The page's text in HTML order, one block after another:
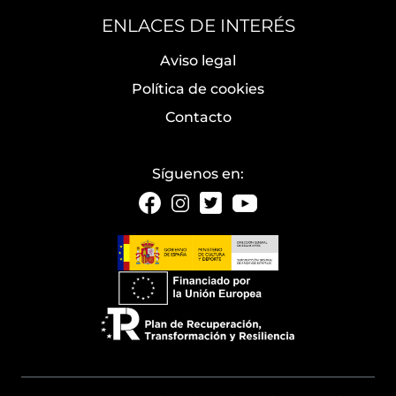
ENLACES DE INTERÉS
Aviso legal
Política de cookies
Contacto
Síguenos en: